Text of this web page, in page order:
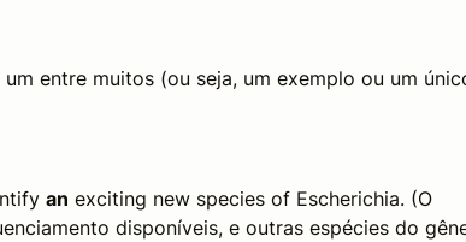
entre muitos (ou seja, um exemplo ou um
an exciting new species of Escherichia. (O
disponíveis, e outras espécies do